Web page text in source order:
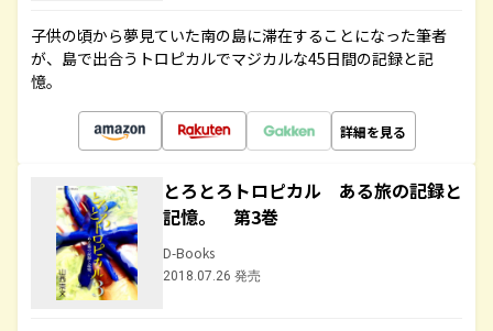
子供の頃から夢見ていた南の島に滞在することになった筆者
が、島で出合うトロピカルでマジカルな45日間の記録と記
憶。
詳細を見る
とろとろトロピカル ある旅の記録と
記憶。 第3巻
D-Books
2018.07.26 発売